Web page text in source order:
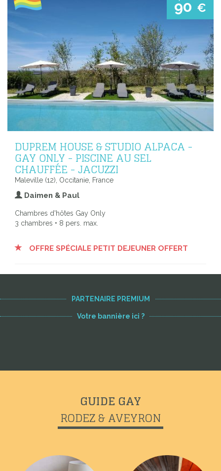
90 €
DUPREM HOUSE & STUDIO ALPACA -
GAY ONLY - PISCINE AU SEL
CHAUFFÉE - JACUZZI
Maleville (12), Occitanie, France
Daimen & Paul
Chambres d'hôtes Gay Only
3 chambres • 8 pers. max.
OFFRE SPÉCIALE PETIT DEJEUNER OFFERT
PARTENAIRE PREMIUM
Votre bannière ici ?
GUIDE GAY
RODEZ & AVEYRON